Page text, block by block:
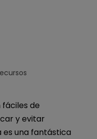
de
y evitar
es una fantástica